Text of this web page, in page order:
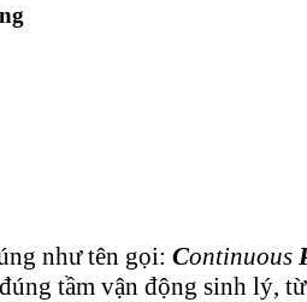
như tên gọi: Continuous
tầm vận động sinh lý,